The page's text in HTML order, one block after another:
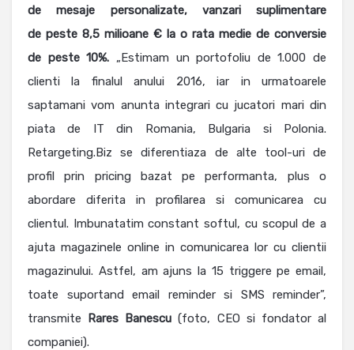
de mesaje personalizate, vanzari suplimentare
de peste 8,5 milioane € la o rata medie de conversie
de peste 10%. „Estimam un portofoliu de 1.000 de
clienti la finalul anului 2016, iar in urmatoarele
saptamani vom anunta integrari cu jucatori mari din
piata de IT din Romania, Bulgaria si Polonia.
Retargeting.Biz se diferentiaza de alte tool-uri de
profil prin pricing bazat pe performanta, plus o
abordare diferita in profilarea si comunicarea cu
clientul. Imbunatatim constant softul, cu scopul de a
ajuta magazinele online in comunicarea lor cu clientii
magazinului. Astfel, am ajuns la 15 triggere pe email,
toate suportand email reminder si SMS reminder”,
transmite Rares Banescu (foto, CEO si fondator al
companiei).